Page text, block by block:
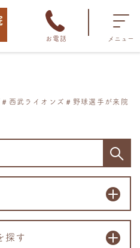
お電話 メニュー
西武ライオンズ＃野球選手が来院
探す